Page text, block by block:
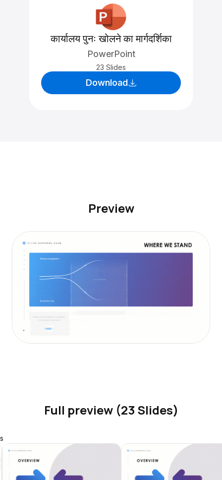
कार्यालय पुनः खोलने का मार्गदर्शिका
PowerPoint
23 Slides
Download
Preview
Full preview (23 Slides)
s